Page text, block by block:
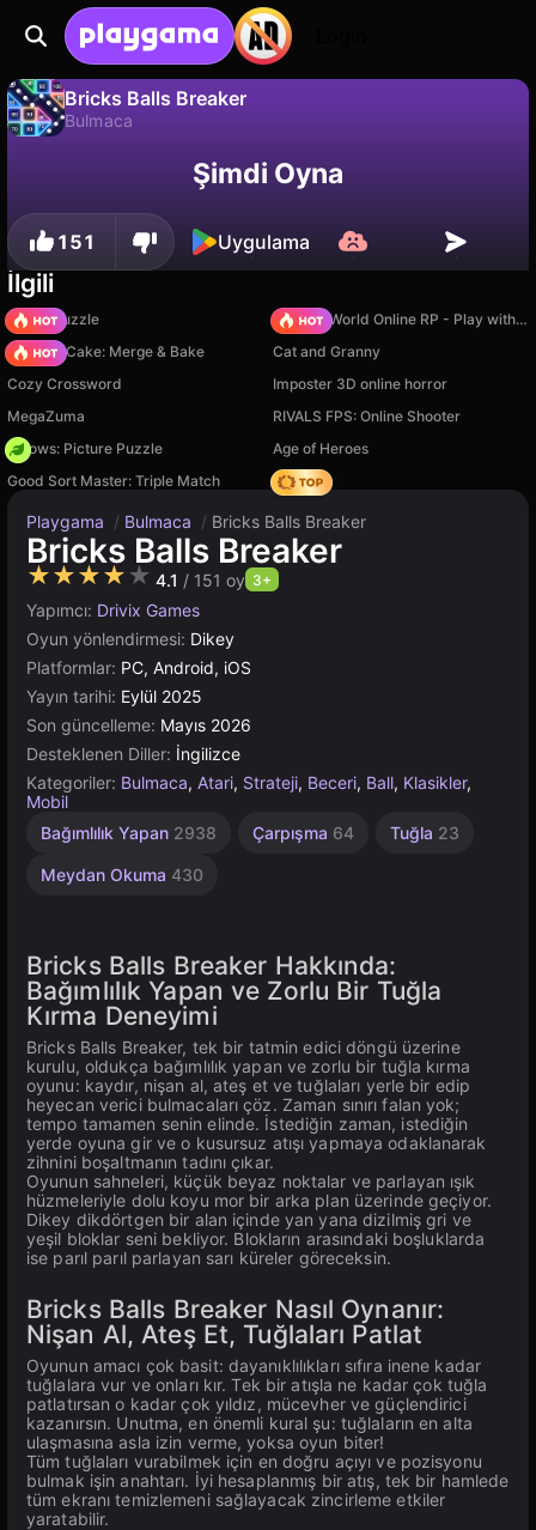
Bricks Balls Breaker
Bulmaca
İlerlemeyi kaydet! Hayır
Şimdi Oyna
151 Uygulama
İlgili
Arrow Puzzle
Sprunki World Online RP - Play with Friends!
Piece of Cake: Merge & Bake
Cat and Granny
Cozy Crossword
Imposter 3D online horror
MegaZuma
RIVALS FPS: Online Shooter
Arrows: Picture Puzzle
Age of Heroes
Good Sort Master: Triple Match
Hedgies
Playgama / Bulmaca / Bricks Balls Breaker
Bricks Balls Breaker
★★★★★ 4.1 / 151 oy 3+
Yapımcı: Drivix Games
Oyun yönlendirmesi: Dikey
Platformlar: PC, Android, iOS
Yayın tarihi: Eylül 2025
Son güncelleme: Mayıs 2026
Desteklenen Diller: İngilizce
Kategoriler: Bulmaca, Atari, Strateji, Beceri, Ball, Klasikler,
Mobil
Bağımlılık Yapan 2938 Çarpışma 64 Tuğla 23
Meydan Okuma 430
Bricks Balls Breaker Hakkında:
Bağımlılık Yapan ve Zorlu Bir Tuğla
Kırma Deneyimi
Bricks Balls Breaker, tek bir tatmin edici döngü üzerine
kurulu, oldukça bağımlılık yapan ve zorlu bir tuğla kırma
oyunu: kaydır, nişan al, ateş et ve tuğlaları yerle bir edip
heyecan verici bulmacaları çöz. Zaman sınırı falan yok;
tempo tamamen senin elinde. İstediğin zaman, istediğin
yerde oyuna gir ve o kusursuz atışı yapmaya odaklanarak
zihnini boşaltmanın tadını çıkar.
Oyunun sahneleri, küçük beyaz noktalar ve parlayan ışık
hüzmeleriyle dolu koyu mor bir arka plan üzerinde geçiyor.
Dikey dikdörtgen bir alan içinde yan yana dizilmiş gri ve
yeşil bloklar seni bekliyor. Blokların arasındaki boşluklarda
ise parıl parıl parlayan sarı küreler göreceksin.
Bricks Balls Breaker Nasıl Oynanır:
Nişan Al, Ateş Et, Tuğlaları Patlat
Oyunun amacı çok basit: dayanıklılıkları sıfıra inene kadar
tuğlalara vur ve onları kır. Tek bir atışla ne kadar çok tuğla
patlatırsan o kadar çok yıldız, mücevher ve güçlendirici
kazanırsın. Unutma, en önemli kural şu: tuğlaların en alta
ulaşmasına asla izin verme, yoksa oyun biter!
Tüm tuğlaları vurabilmek için en doğru açıyı ve pozisyonu
bulmak işin anahtarı. İyi hesaplanmış bir atış, tek bir hamlede
tüm ekranı temizlemeni sağlayacak zincirleme etkiler
yaratabilir.